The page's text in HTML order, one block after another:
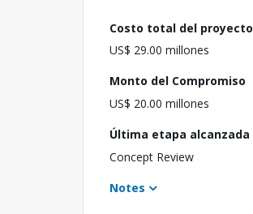
Costo total del proyecto
US$ 29.00 millones
Monto del Compromiso
US$ 20.00 millones
Última etapa alcanzada
Concept Review
Notes